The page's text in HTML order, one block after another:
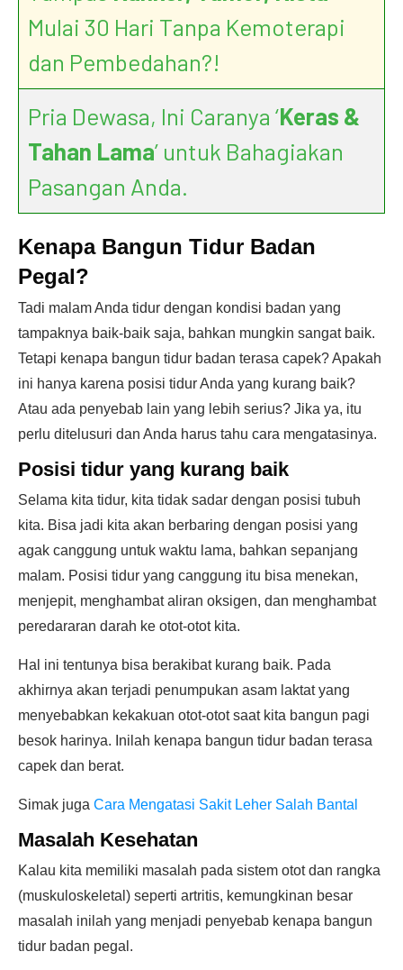
Mulai 30 Hari Tanpa Kemoterapi
dan Pembedahan?!
Pria Dewasa, Ini Caranya ‘Keras &
Tahan Lama’ untuk Bahagiakan
Pasangan Anda.
Kenapa Bangun Tidur Badan
Pegal?
Tadi malam Anda tidur dengan kondisi badan yang
tampaknya baik-baik saja, bahkan mungkin sangat baik.
Tetapi kenapa bangun tidur badan terasa capek? Apakah
ini hanya karena posisi tidur Anda yang kurang baik?
Atau ada penyebab lain yang lebih serius? Jika ya, itu
perlu ditelusuri dan Anda harus tahu cara mengatasinya.
Posisi tidur yang kurang baik
Selama kita tidur, kita tidak sadar dengan posisi tubuh
kita. Bisa jadi kita akan berbaring dengan posisi yang
agak canggung untuk waktu lama, bahkan sepanjang
malam. Posisi tidur yang canggung itu bisa menekan,
menjepit, menghambat aliran oksigen, dan menghambat
peredararan darah ke otot-otot kita.
Hal ini tentunya bisa berakibat kurang baik. Pada
akhirnya akan terjadi penumpukan asam laktat yang
menyebabkan kekakuan otot-otot saat kita bangun pagi
besok harinya. Inilah kenapa bangun tidur badan terasa
capek dan berat.
Simak juga Cara Mengatasi Sakit Leher Salah Bantal
Masalah Kesehatan
Kalau kita memiliki masalah pada sistem otot dan rangka
(muskuloskeletal) seperti artritis, kemungkinan besar
masalah inilah yang menjadi penyebab kenapa bangun
tidur badan pegal.